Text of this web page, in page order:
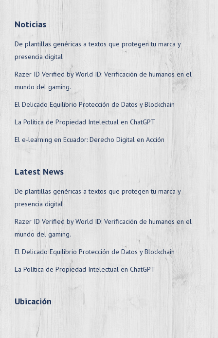
Noticias
De plantillas genéricas a textos que protegen tu marca y
presencia digital
Razer ID Verified by World ID: Verificación de humanos en el
mundo del gaming.
El Delicado Equilibrio Protección de Datos y Blockchain
La Política de Propiedad Intelectual en ChatGPT
El e-learning en Ecuador: Derecho Digital en Acción
Latest News
De plantillas genéricas a textos que protegen tu marca y
presencia digital
Razer ID Verified by World ID: Verificación de humanos en el
mundo del gaming.
El Delicado Equilibrio Protección de Datos y Blockchain
La Política de Propiedad Intelectual en ChatGPT
Ubicación